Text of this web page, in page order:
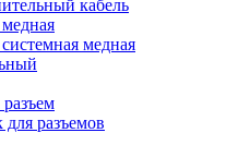
кабель
медная
разъемов